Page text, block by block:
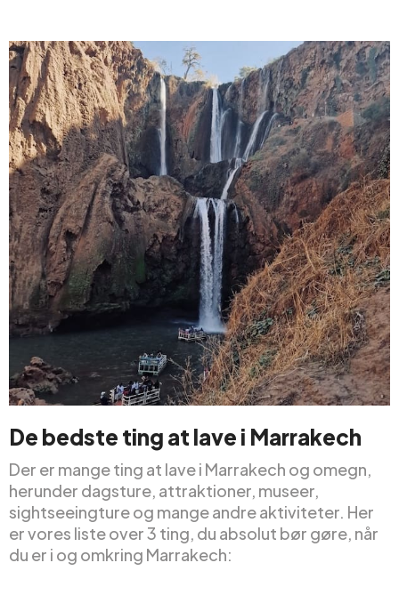
De bedste ting at lave i Marrakech
Der er mange ting at lave i Marrakech og omegn,
herunder dagsture, attraktioner, museer,
sightseeingture og mange andre aktiviteter. Her
er vores liste over 3 ting, du absolut bør gøre, når
du er i og omkring Marrakech: